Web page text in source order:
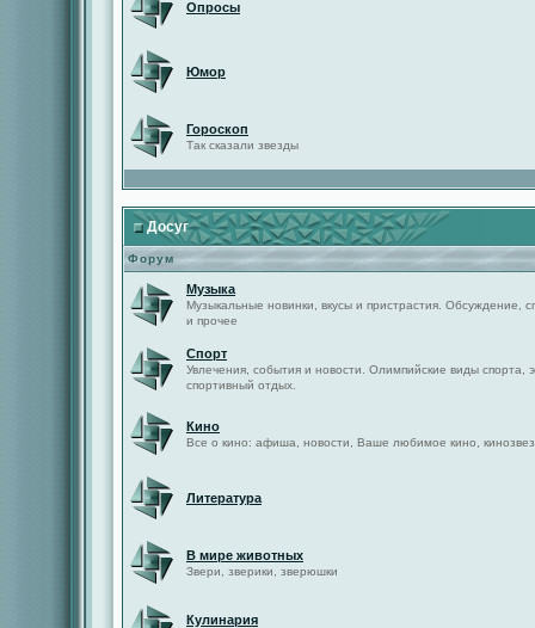
Опросы
Юмор
Гороскоп
Так сказали звезды
Досуг
Форум
Музыка
Музыкальные новинки, вкусы и пристрастия. Обсуждение,
и прочее
Спорт
Увлечения, события и новости. Олимпийские виды спорта,
спортивный отдых.
Кино
Все о кино: афиша, новости, Ваше любимое кино,
Литература
В мире животных
Звери, зверики, зверюшки
Кулинария